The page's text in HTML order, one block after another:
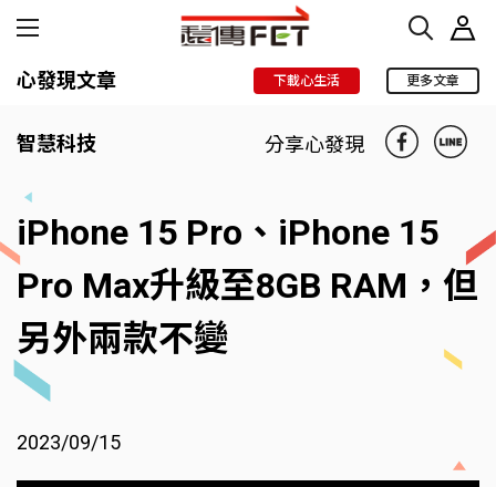
心發現文章 下載心生活 更多文章
智慧科技 分享心發現
iPhone 15 Pro、iPhone 15
Pro Max升級至8GB RAM，但
另外兩款不變
2023/09/15